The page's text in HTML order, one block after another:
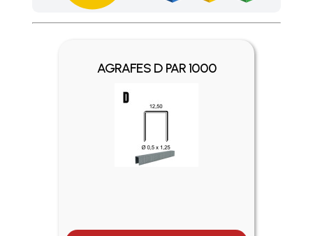
Profitez des Frais de port offerts en France
AGRAFES D PAR 1000